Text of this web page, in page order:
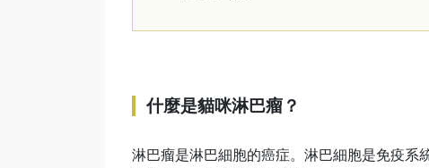
什麼是貓咪淋巴瘤？
淋巴瘤是淋巴細胞的癌症。淋巴細胞是免疫系